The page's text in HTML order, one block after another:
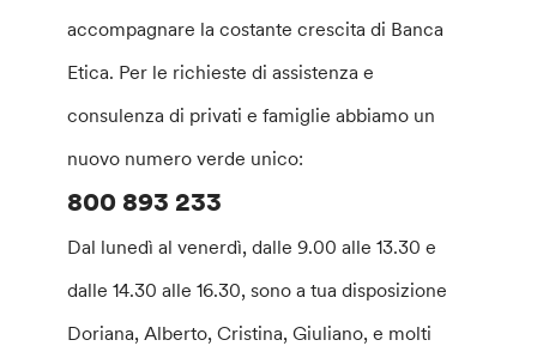
accompagnare la costante crescita di Banca
Etica. Per le richieste di assistenza e
consulenza di privati e famiglie abbiamo un
nuovo numero verde unico:
800 893 233
Dal lunedì al venerdì, dalle 9.00 alle 13.30 e
dalle 14.30 alle 16.30, sono a tua disposizione
Doriana, Alberto, Cristina, Giuliano, e molti